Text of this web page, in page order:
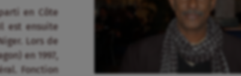
en Côte
est ensuite
Lors de
en 1997,
Fonction